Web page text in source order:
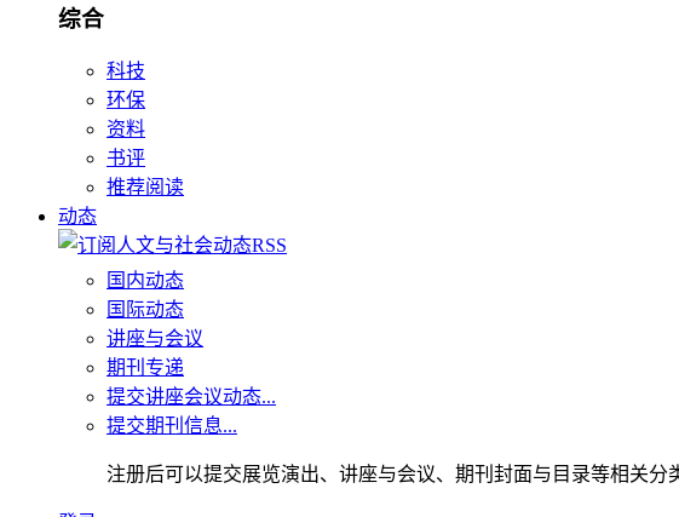
综合
科技
环保
资料
书评
推荐阅读
动态
国内动态
国际动态
讲座与会议
期刊专递
提交讲座会议动态...
提交期刊信息...
注册后可以提交展览演出、讲座与会议、期刊封面与目录等相关分